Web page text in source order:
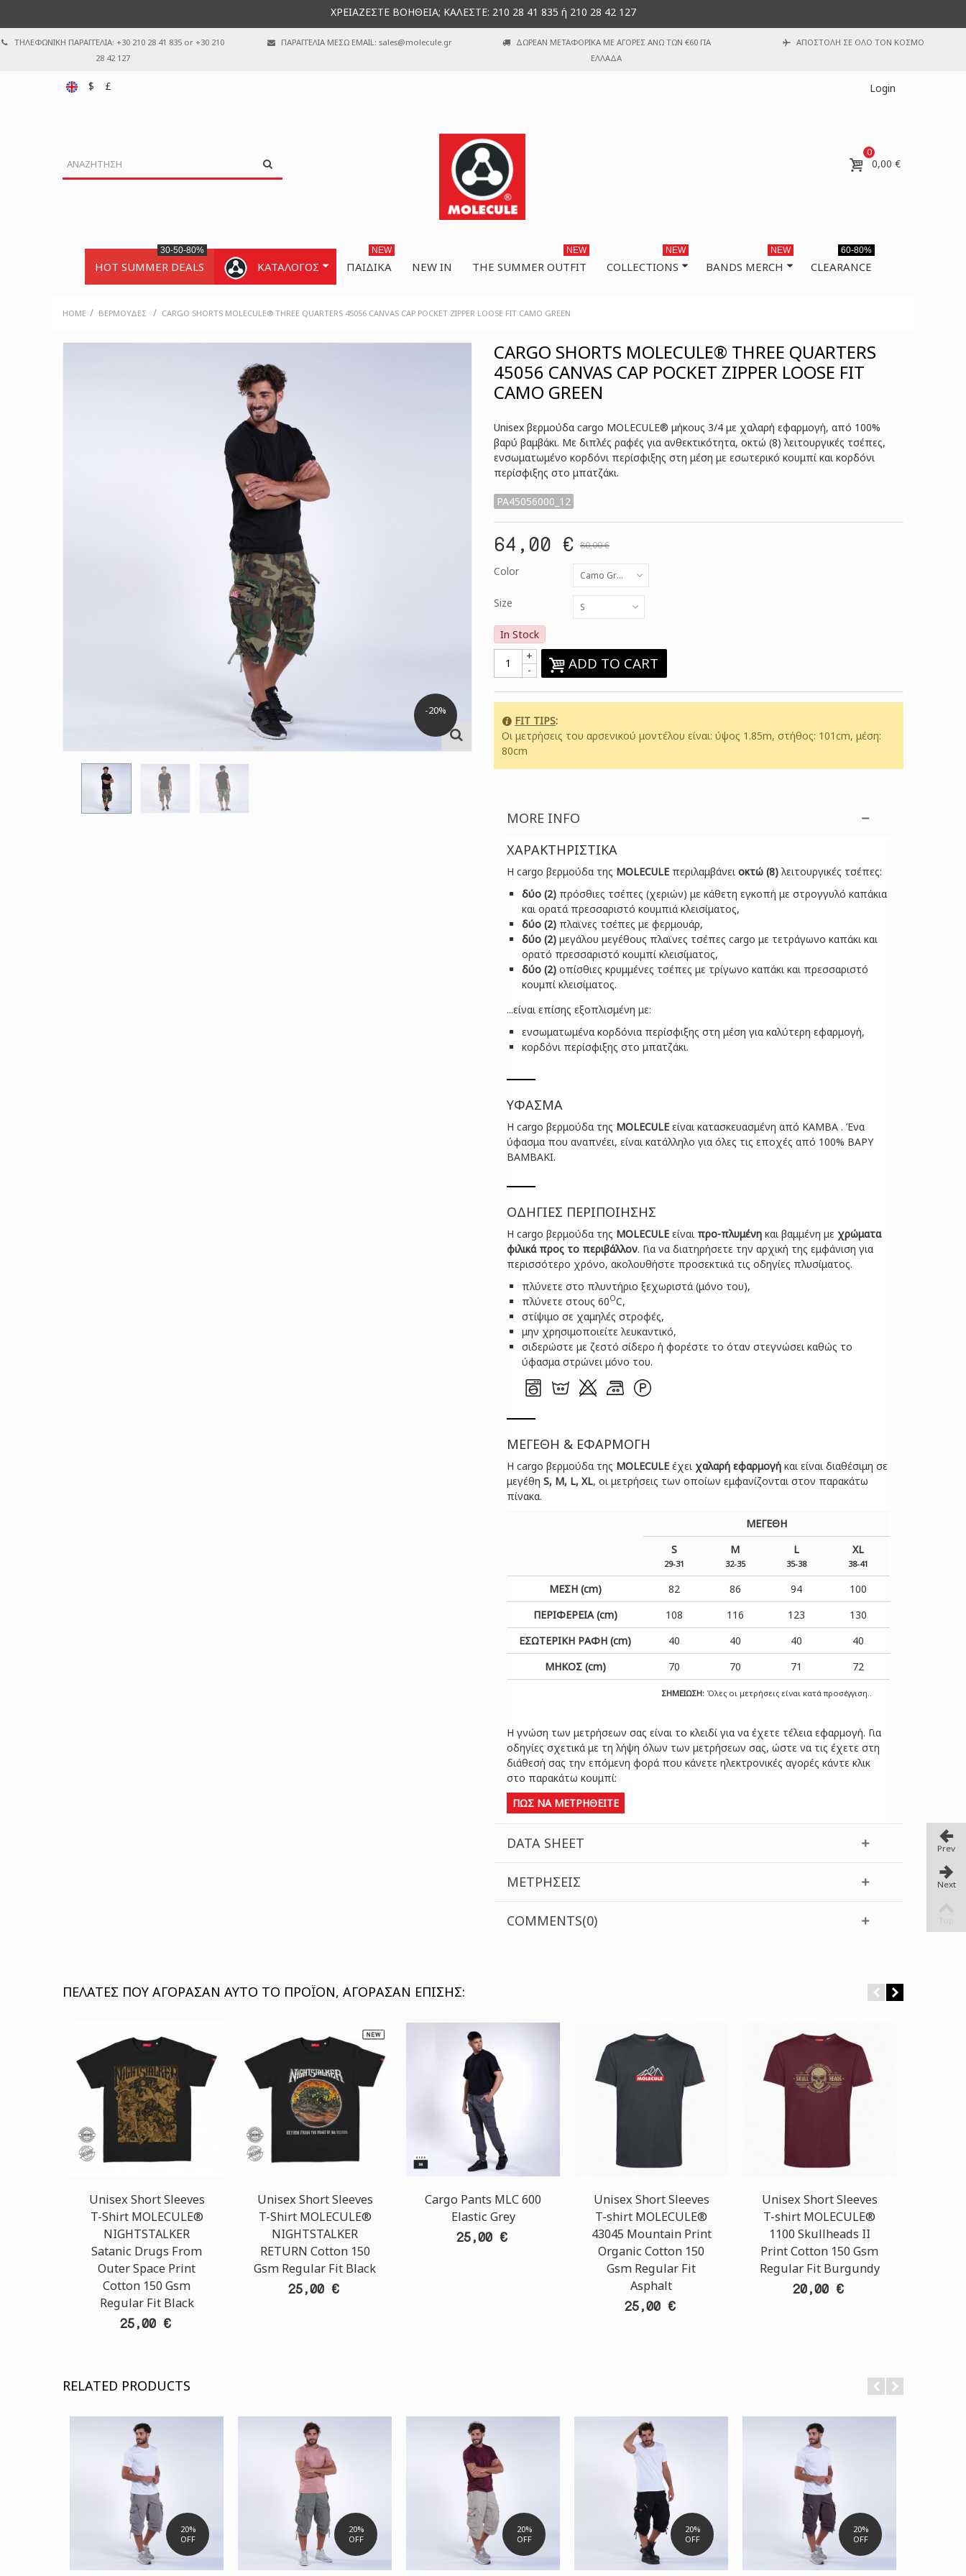
ΧΡΕΙΑΖΕΣΤΕ ΒΟΗΘΕΙΑ; ΚΑΛΕΣΤΕ: 210 28 41 835 ή 210 28 42 127
ΤΗΛΕΦΩΝΙΚΗ ΠΑΡΑΓΓΕΛΙΑ: +30 210 28 41 835 or +30 210
28 42 127
ΠΑΡΑΓΓΕΛΙΑ ΜΕΣΩ EMAIL: sales@molecule.gr
ΔΩΡΕΑΝ ΜΕΤΑΦΟΡΙΚΑ ΜΕ ΑΓΟΡΕΣ ΑΝΩ ΤΩΝ €60 ΓΙΑ
ΕΛΛΑΔΑ
ΑΠΟΣΤΟΛΗ ΣΕ ΟΛΟ ΤΟΝ ΚΟΣΜΟ
Login
$ £
0
0,00 €
HOT SUMMER DEALS
30-50-80%
ΚΑΤΑΛΟΓΟΣ ΠΑΙΔΙΚΆ
NEW
NEW IN THE SUMMER OUTFIT
NEW
COLLECTIONS
NEW
BANDS MERCH
NEW
CLEARANCE
60-80%
HOME / ΒΕΡΜΟΎΔΕΣ / CARGO SHORTS MOLECULE® THREE QUARTERS 45056 CANVAS CAP POCKET ZIPPER LOOSE FIT CAMO GREEN
-20%
CARGO SHORTS MOLECULE® THREE QUARTERS
45056 CANVAS CAP POCKET ZIPPER LOOSE FIT
CAMO GREEN
Unisex βερμούδα cargo MOLECULE® μήκους 3/4 με χαλαρή εφαρμογή, από 100%
βαρύ βαμβάκι. Με διπλές ραφές για ανθεκτικότητα, οκτώ (8) λειτουργικές τσέπες,
ενσωματωμένο κορδόνι περίσφιξης στη μέση με εσωτερικό κουμπί και κορδόνι
περίσφιξης στo μπατζάκι.
PA45056000_12
64,00 € 80,00 €
Color Camo Green
Size S
In Stock
-
+ ADD TO CART
FIT TIPS:
Οι μετρήσεις του αρσενικού μοντέλου είναι: ύψος 1.85m, στήθος: 101cm, μέση:
80cm
MORE INFO
ΧΑΡΑΚΤΗΡΙΣΤΙΚΑ
H cargo βερμούδα της MOLECULE περιλαμβάνειοκτώ (8) λειτουργικές τσέπες:
δύο (2) πρόσθιες τσέπες (χεριών) με κάθετη εγκοπή με στρογγυλό καπάκια
και ορατά πρεσσαριστό κουμπιά κλεισίματος,
δύο (2) πλαϊνες τσέπες με φερμουάρ,
δύο (2) μεγάλου μεγέθους πλαϊνες τσέπες cargo με τετράγωνο καπάκι και
ορατό πρεσσαριστό κουμπί κλεισίματος,
δύο (2) οπίσθιες κρυμμένες τσέπες με τρίγωνο καπάκι και πρεσσαριστό
κουμπί κλεισίματος.
...είναι επίσης εξοπλισμένη με:
ενσωματωμένα κορδόνια περίσφιξης στη μέση για καλύτερη εφαρμογή,
κορδόνι περίσφιξης στo μπατζάκι.
ΥΦΑΣΜΑ
H cargo βερμούδα της MOLECULE είναι κατασκευασμένη από ΚΑΜΒΑ . Ένα
ύφασμα που αναπνέει, είναι κατάλληλο για όλες τις εποχές από 100% ΒΑΡΥ
ΒΑΜΒΑΚΙ.
ΟΔΗΓΙΕΣ ΠΕΡΙΠΟΙΗΣΗΣ
H cargo βερμούδα της MOLECULE είναι προ-πλυμένη και βαμμένη με χρώματα
φιλικά προς το περιβάλλον. Για να διατηρήσετε την αρχική της εμφάνιση για
περισσότερο χρόνο, ακολουθήστε προσεκτικά τις οδηγίες πλυσίματος.
πλύνετε στο πλυντήριο ξεχωριστά (μόνο του),
πλύνετε στους 60OC,
στίψιμο σε χαμηλές στροφές,
μην χρησιμοποιείτε λευκαντικό,
σιδερώστε με ζεστό σίδερο ή φορέστε το όταν στεγνώσει καθώς το
ύφασμα στρώνει μόνο του.
ΜΕΓΕΘΗ & ΕΦΑΡΜΟΓΗ
H cargo βερμούδα της MOLECULE έχει χαλαρή εφαρμογή και είναι διαθέσιμη σε
μεγέθηS, M, L, XL, οι μετρήσεις των οποίων εμφανίζονται στον παρακάτω
πίνακα.
ΜΕΓΕΘΗ
S
29-31
M
32-35
L
35-38
XL
38-41
ΣΗΜΕΙΩΣΗ: Όλες οι μετρήσεις είναι κατά προσέγγιση..
ΜΕΣΗ (cm) 82 86 94
100
ΠΕΡΙΦΕΡΕΙΑ (cm)
108 116 123
130
ΕΣΩΤΕΡΙΚΗ ΡΑΦΗ (cm)
40 40 40
40
ΜΗΚΟΣ (cm)
70 70 71 72
Η γνώση των μετρήσεων σας είναι το κλειδί για να έχετε τέλεια εφαρμογή. Για
οδηγίες σχετικά με τη λήψη όλων των μετρήσεων σας, ώστε να τις έχετε στη
διάθεσή σας την επόμενη φορά που κάνετε ηλεκτρονικές αγορές κάντε κλικ
στο παρακάτω κουμπί:
ΠΩΣ ΝΑ ΜΕΤΡΗΘΕΙΤΕ
DATA SHEET
ΜΕΤΡΉΣΕΙΣ
COMMENTS(0)
ΠΕΛΆΤΕΣ ΠΟΥ ΑΓΌΡΑΣΑΝ ΑΥΤΌ ΤΟ ΠΡΟΪΌΝ, ΑΓΌΡΑΣΑΝ ΕΠΊΣΗΣ:
Unisex Short Sleeves
T-Shirt MOLECULE®
NIGHTSTALKER
Satanic Drugs From
Outer Space Print
Cotton 150 Gsm
Regular Fit Black
25,00 €
Unisex Short Sleeves
T-Shirt MOLECULE®
NIGHTSTALKER
RETURN Cotton 150
Gsm Regular Fit Black
25,00 €
Cargo Pants MLC 600
Elastic Grey
25,00 €
Unisex Short Sleeves
T-shirt MOLECULE®
43045 Mountain Print
Organic Cotton 150
Gsm Regular Fit
Asphalt
25,00 €
Unisex Short Sleeves
T-shirt MOLECULE®
1100 Skullheads II
Print Cotton 150 Gsm
Regular Fit Burgundy
20,00 €
RELATED PRODUCTS
20%
OFF
20%
OFF
20%
OFF
20%
OFF
20%
OFF
Prev
Next